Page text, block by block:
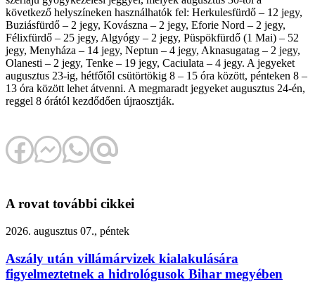
következő helyszíneken használhatók fel: Herkulesfürdő – 12 jegy,
Buziásfürdő – 2 jegy, Kovászna – 2 jegy, Eforie Nord – 2 jegy,
Félixfürdő – 25 jegy, Algyógy – 2 jegy, Püspökfürdő (1 Mai) – 52
jegy, Menyháza – 14 jegy, Neptun – 4 jegy, Aknasugatag – 2 jegy,
Olanesti – 2 jegy, Tenke – 19 jegy, Caciulata – 4 jegy. A jegyeket
augusztus 23-ig, hétfőtől csütörtökig 8 – 15 óra között, pénteken 8 –
13 óra között lehet átvenni. A megmaradt jegyeket augusztus 24-én,
reggel 8 órától kezdődően újraosztják.
A rovat további cikkei
2026. augusztus 07., péntek
Aszály után villámárvizek kialakulására
figyelmeztetnek a hidrológusok Bihar megyében